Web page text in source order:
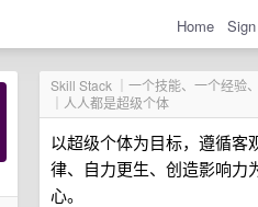
Home
Skill Stack ｜一个技能、一个经验
｜人人都是超级个体
以超级个体为目标，遵循客
律、自力更生、创造影响力
心。